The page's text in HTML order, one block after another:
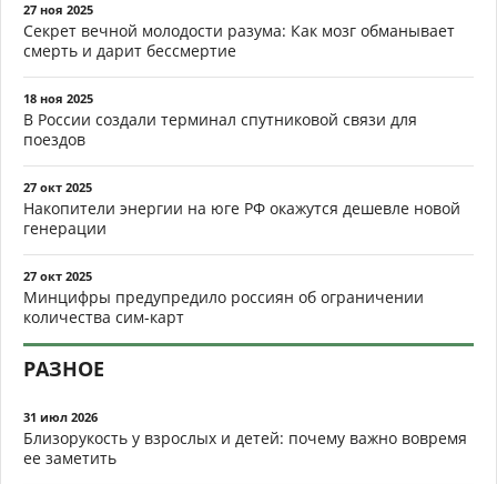
27 ноя 2025
Секрет вечной молодости разума: Как мозг обманывает
смерть и дарит бессмертие
18 ноя 2025
В России создали терминал спутниковой связи для
поездов
27 окт 2025
Накопители энергии на юге РФ окажутся дешевле новой
генерации
27 окт 2025
Минцифры предупредило россиян об ограничении
количества сим-карт
РАЗНОЕ
31 июл 2026
Близорукость у взрослых и детей: почему важно вовремя
ее заметить